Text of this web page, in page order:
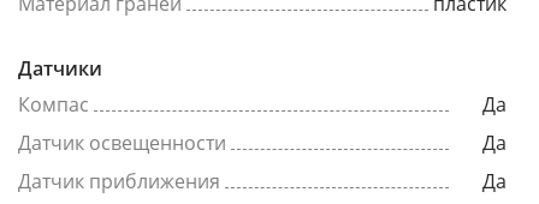
Датчики
Компас
Да
Датчик освещенности
Да
Датчик приближения
Да